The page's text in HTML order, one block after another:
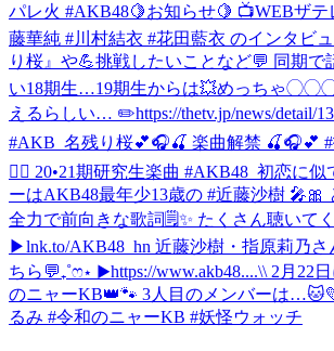
パレ火 #AKB48🍋お知らせ🍋 📺WEBザ
藤華純 #川村結衣 #花田藍衣 のインタビ
り桜』や💪挑戦したいことなど💬 同期で
い18期生…19期生からは💥めっちゃ
えるらしい… ✏️https://thetv.jp/news/detail/
#AKB_名残り桜💕🎧🍒 楽曲解禁 🍒🎧💕
✍🏻 20•21期研究生楽曲 #AKB48_初恋に
ーはAKB48最年少13歳の #近藤沙樹 🎤🎀
全力で前向きな歌詞🗒️✨ たくさん聴いて
▶︎lnk.to/AKB48_hn 近藤沙樹・指原莉乃さ
ちら💬₊˚ෆ⋆ ▶︎https://www.akb48....\\ 2月22
のニャーKB👑🐾 3人目のメンバーは
るみ #令和のニャーKB #妖怪ウォッチ